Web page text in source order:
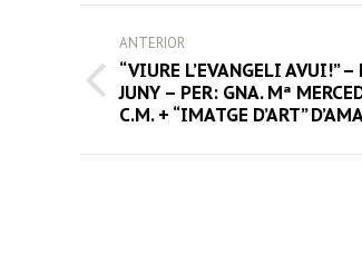
POST
NAVIGATION
ANTERIOR
Previous
post:
“VIURE L’EVANGELI AVUI!”
JUNY – PER: GNA. Mª
C.M. + “IMATGE D’ART”